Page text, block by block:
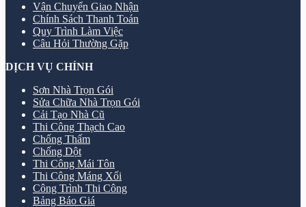
Vận Chuyển Giao Nhận
Chính Sách Thanh Toán
Quy Trình Làm Việc
Câu Hỏi Thường Gặp
DỊCH VỤ CHÍNH
Sơn Nhà Trọn Gói
Sửa Chữa Nhà Trọn Gói
Cải Tạo Nhà Cũ
Thi Công Thạch Cao
Chống Thấm
Chống Dột
Thi Công Mái Tôn
Thi Công Máng Xối
Công Trình Thi Công
Bảng Báo Giá